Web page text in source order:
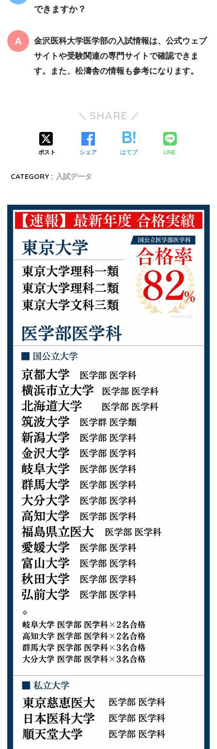
できますか？
金沢医科大学医学部の入試情報は、公式ウェブ
サイトや受験関連の専門サイトで確認できま
す。また、松濤舎の情報も参考になります。
SHARE
ポスト シェア はてブ LINE
CATEGORY : 入試データ